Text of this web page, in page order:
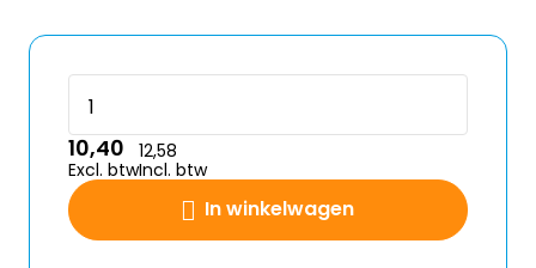
In winkelwagen
10,40
Excl. btw
12,58
Incl. btw